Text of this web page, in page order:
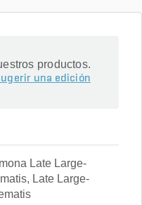
productos.
una edición
Late Large-
Late Large-